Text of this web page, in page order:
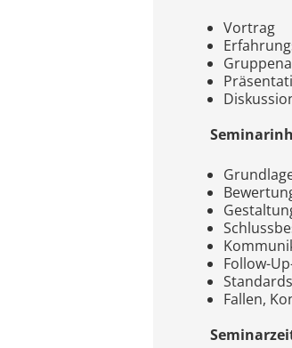
Vortrag
Follow-
Fallen,